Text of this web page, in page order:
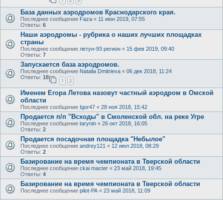
База данных аэродромов Краснодарского края.
Последнее сообщение Faza « 11 июн 2019, 07:55
Ответы: 6
Наши аэродромы - рубрика о наших лучших площадках
страны
Последнее сообщение летун-93 регион « 15 фев 2019, 09:40
Ответы: 7
Запускается база аэродромов.
Последнее сообщение Natalia Dmitrieva « 06 дек 2018, 11:24
Ответы: 18
1 2
Именем Егора Летова назовут частный аэродром в Омской
области
Последнее сообщение Igor47 « 28 ноя 2018, 15:42
Продается п/п "Всходы" в Смоленской обл. на реке Угре
Последнее сообщение tarynin « 26 окт 2018, 16:05
Ответы: 2
Продается посадочная площадка "Небылое"
Последнее сообщение andrey121 « 12 июл 2018, 08:29
Ответы: 2
Базирование на время чемпионата в Тверской области
Последнее сообщение ckai macter « 23 май 2018, 19:45
Ответы: 4
Базирование на время чемпионата в Тверской области
Последнее сообщение pilot-PA « 23 май 2018, 11:09